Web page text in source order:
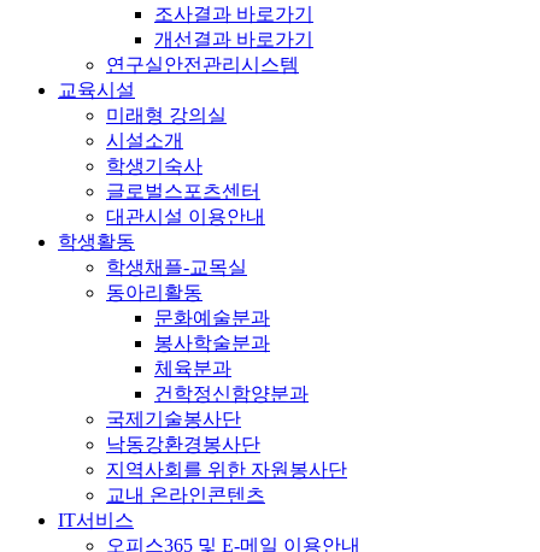
조사결과 바로가기
개선결과 바로가기
연구실안전관리시스템
교육시설
미래형 강의실
시설소개
학생기숙사
글로벌스포츠센터
대관시설 이용안내
학생활동
학생채플-교목실
동아리활동
문화예술분과
봉사학술분과
체육분과
건학정신함양분과
국제기술봉사단
낙동강환경봉사단
지역사회를 위한 자원봉사단
교내 온라인콘텐츠
IT서비스
오피스365 및 E-메일 이용안내